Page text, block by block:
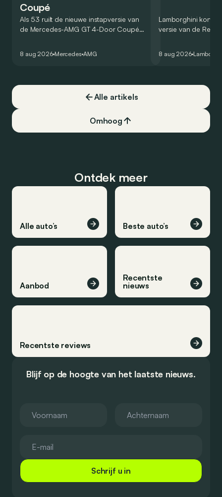
Coupé
Als 53 ruilt de nieuwe instapversie van
de Mercedes-AMG GT 4-Door Coupé
8 aug 2026 Mercedes AMG
Lamborghini
versie van de
een record voor
8 aug 2026
Alle artikels
Omhoog
Ontdek meer
Alle auto’s Beste auto’s
Aanbod
Recentste
nieuws
Recentste reviews
Blijf op de hoogte van het laatste nieuws.
Schrijf u in